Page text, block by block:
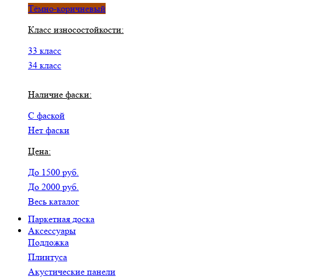
Тёмно-коричневый
Класс износостойкости:
33 класс
34 класс
Наличие фаски:
С фаской
Нет фаски
Цена:
До 1500 руб.
До 2000 руб.
Весь каталог
Паркетная доска
Аксессуары
Подложка
Плинтуса
Акустические панели